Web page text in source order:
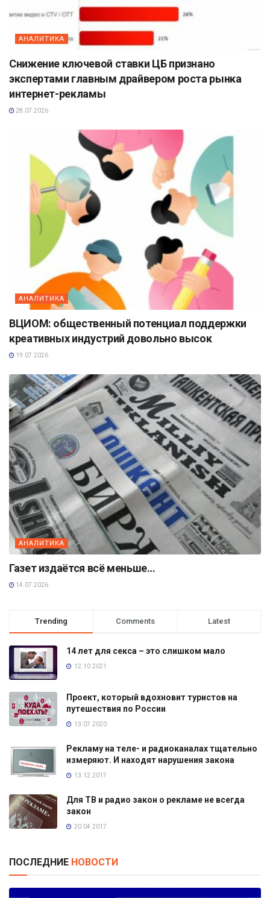
АНАЛИТИКА
Снижение ключевой ставки ЦБ признано
экспертами главным драйвером роста рынка
интернет-рекламы
28.07.2026
АНАЛИТИКА
ВЦИОМ: общественный потенциал поддержки
креативных индустрий довольно высок
19.07.2026
АНАЛИТИКА
Газет издаётся всё меньше…
14.07.2026
Trending Comments Latest
14 лет для секса – это слишком мало
12.10.2021
Проект, который вдохновит туристов на
путешествия по России
13.07.2020
Рекламу на теле- и радиоканалах тщательно
измеряют. И находят нарушения закона
13.12.2017
Для ТВ и радио закон о рекламе не всегда
закон
20.04.2017
ПОСЛЕДНИЕ НОВОСТИ